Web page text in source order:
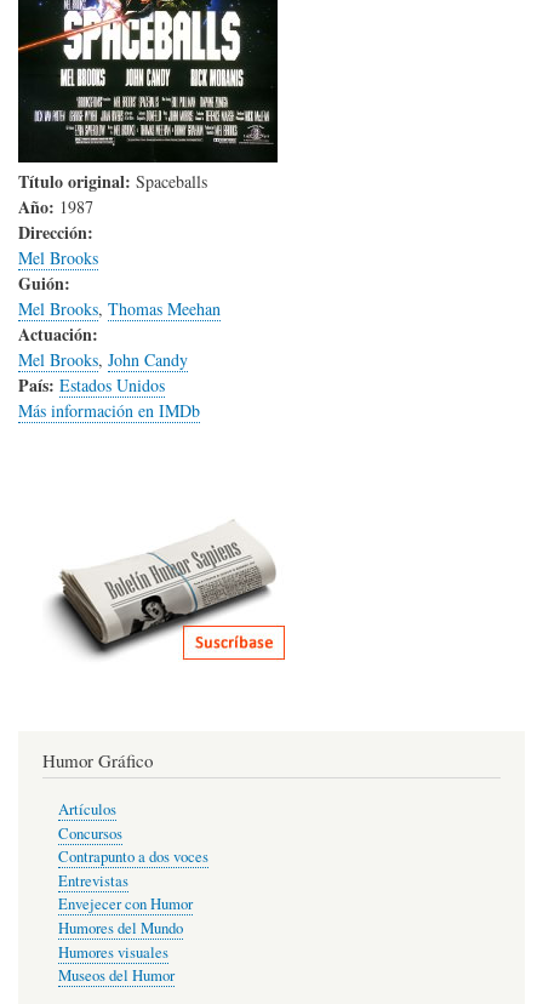
Título original: Spaceballs
Año: 1987
Dirección:
Mel Brooks
Guión:
Mel Brooks, Thomas Meehan
Actuación:
Mel Brooks, John Candy
País: Estados Unidos
Más información en IMDb
Humor Gráfico
Artículos
Concursos
Contrapunto a dos voces
Entrevistas
Envejecer con Humor
Humores del Mundo
Humores visuales
Museos del Humor